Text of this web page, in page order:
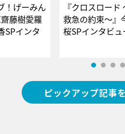
！げーみん
藤樹愛羅
SPインタ
『クロスロード
救急の約束～』
桜SPインタ
ピックアップ記事